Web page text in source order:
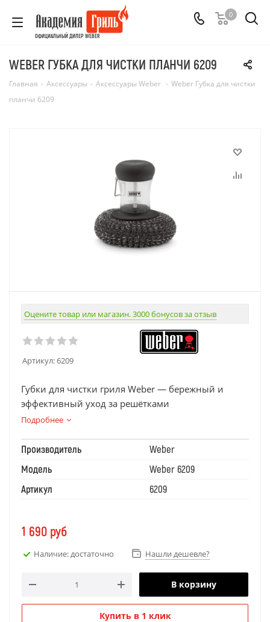
ОФИЦИАЛЬНЫЙ ДИЛЕР WEBER
0
WEBER ГУБКА ДЛЯ ЧИСТКИ ПЛАНЧИ 6209
Главная - Аксессуары - Аксессуары Weber - Weber Губка для чистки
планчи 6209
Оцените товар или магазин. 3000 бонусов за отзыв
Артикул:6209
Губки для чистки гриля Weber — бережный и
эффективный уход за решётками
Подробнее
Производитель
Weber
Модель
Weber 6209
Артикул
6209
1 690 руб
Наличие: достаточно Нашли дешевле?
В корзину
Купить в 1 клик